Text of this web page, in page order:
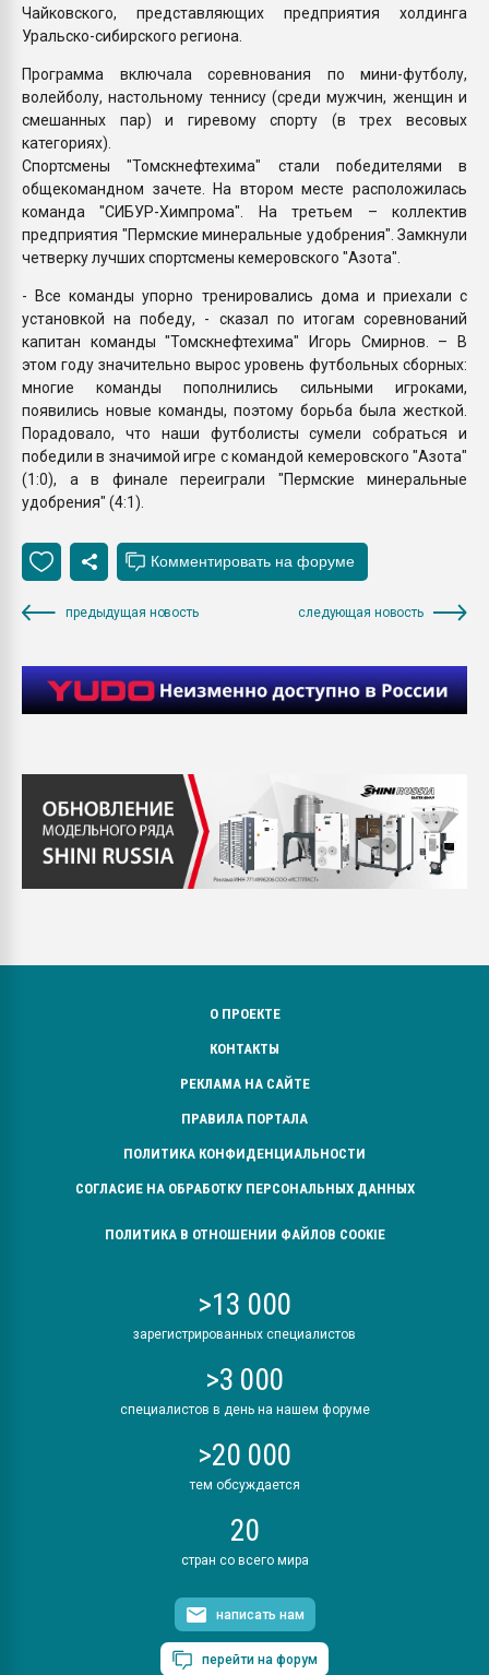
Чайковского, представляющих предприятия холдинга
Уральско-сибирского региона.
Программа включала соревнования по мини-футболу,
волейболу, настольному теннису (среди мужчин, женщин и
смешанных пар) и гиревому спорту (в трех весовых
категориях).
Спортсмены "Томскнефтехима" стали победителями в
общекомандном зачете. На втором месте расположилась
команда "СИБУР-Химпрома". На третьем – коллектив
предприятия "Пермские минеральные удобрения". Замкнули
четверку лучших спортсмены кемеровского "Азота".
- Все команды упорно тренировались дома и приехали с
установкой на победу, - сказал по итогам соревнований
капитан команды "Томскнефтехима" Игорь Смирнов. – В
этом году значительно вырос уровень футбольных сборных:
многие команды пополнились сильными игроками,
появились новые команды, поэтому борьба была жесткой.
Порадовало, что наши футболисты сумели собраться и
победили в значимой игре с командой кемеровского "Азота"
(1:0), а в финале переиграли "Пермские минеральные
удобрения" (4:1).
предыдущая новость следующая новость
О ПРОЕКТЕ
КОНТАКТЫ
РЕКЛАМА НА САЙТЕ
ПРАВИЛА ПОРТАЛА
ПОЛИТИКА КОНФИДЕНЦИАЛЬНОСТИ
СОГЛАСИЕ НА ОБРАБОТКУ ПЕРСОНАЛЬНЫХ ДАННЫХ
ПОЛИТИКА В ОТНОШЕНИИ ФАЙЛОВ COOKIE
>13 000
зарегистрированных специалистов
>3 000
специалистов в день на нашем форуме
>20 000
тем обсуждается
20
стран со всего мира
написать нам
перейти на форум